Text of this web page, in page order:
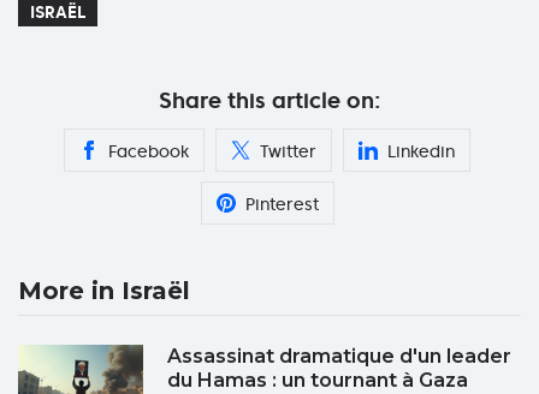
ISRAËL
Share this article on:
Facebook Twitter Linkedin
Pinterest
More in Israël
Assassinat dramatique d'un leader
du Hamas : un tournant à Gaza